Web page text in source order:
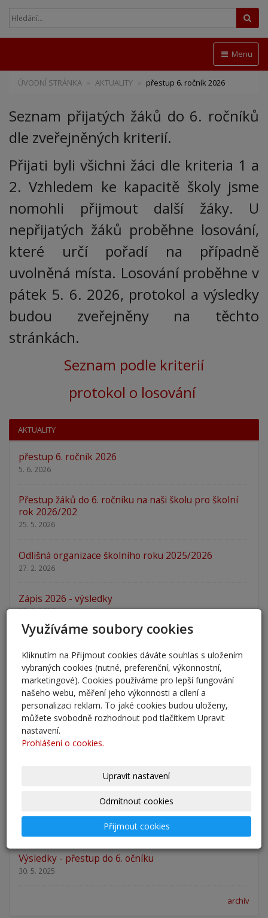
Menu
ÚVODNÍ STRÁNKA AKTUALITY přestup 6. ročník 2026
Seznam přijatých žáků do 6. ročníků
dle zveřejněných kriterií.
Přijati byli všichni žáci dle kriteria 1 a
2. Vzhledem ke kapacitě školy jsme
nomohli přijmout další žáky. U
nepřijatých žáků proběhne losování,
které určí pořadí na případně
uvolněná místa. Losování proběhne v
pátek 5. 6. 2026, protokol a výsledky
budou zveřejněny na těchto
stránkách.
Seznam podle kriterií
protokol o losování
AKTUALITY
přestup 6. ročník 2026
5. 6. 2026
Přestup žáků do 6. ročníku na naši školu pro školní
rok 2026/202
25. 5. 2026
Odlišná organizace školního roku 2025/2026
27. 2. 2026
Zápis 2026 - výsledky
23. 2. 2026
14. 1. 2026
Nový školní rok - informace
31. 8. 2025
Pěšky do školy
29. 8. 2025
Zahájení školního roku 2025/2026
Výsledky - přestup do 6. očníku
30. 5. 2025
archív
Využíváme soubory cookies
Kliknutím na Přijmout cookies dáváte souhlas s uložením
vybraných cookies (nutné, preferenční, výkonnostní,
marketingové). Cookies používáme pro lepší fungování
našeho webu, měření jeho výkonnosti a cílení a
personalizaci reklam. To jaké cookies budou uloženy,
můžete svobodně rozhodnout pod tlačítkem Upravit
nastavení.
Prohlášení o cookies.
Upravit nastavení
Odmítnout cookies
Přijmout cookies